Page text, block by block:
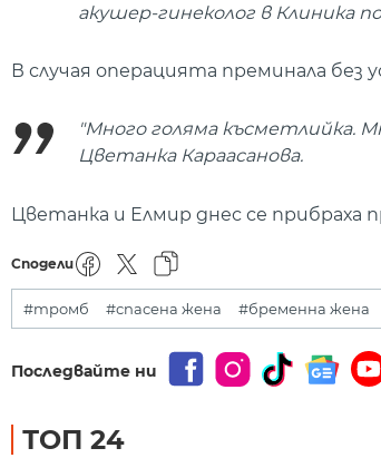
акушер-гинеколог в Клиника
В случая операцията преминала без
"Много голяма късметлийка.
Цветанка Караасанова.
Цветанка и Елмир днес се прибраха
Сподели
#тромб #спасена жена #бременна жена
Последвайте ни
ТОП 24